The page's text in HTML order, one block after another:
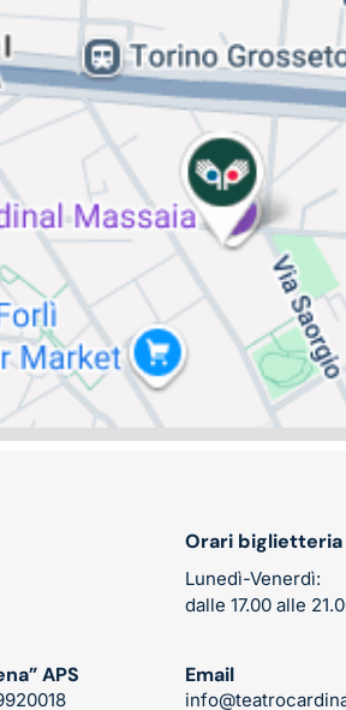
APS
Orari
Lunedì-Venerdì:
dalle 17.00 alle
Email